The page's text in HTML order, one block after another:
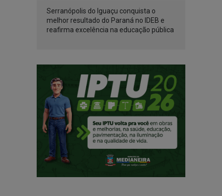
Serranópolis do Iguaçu conquista o
melhor resultado do Paraná no IDEB e
reafirma excelência na educação pública